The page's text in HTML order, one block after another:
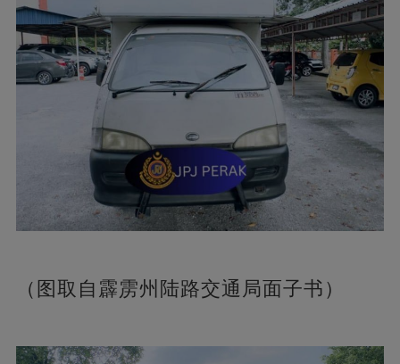
（图取自霹雳州陆路交通局面子书）